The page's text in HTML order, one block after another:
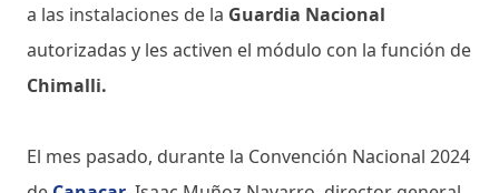
a las instalaciones de la Guardia Nacional
autorizadas y les activen el módulo con la función de
Chimalli.
El mes pasado, durante la Convención Nacional 2024